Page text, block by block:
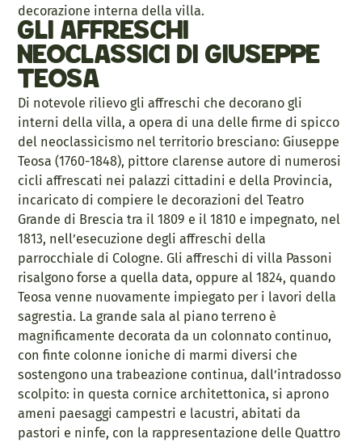
decorazione interna della villa.
Gli affreschi
neoclassici di Giuseppe
Teosa
Di notevole rilievo gli affreschi che decorano gli
interni della villa, a opera di una delle firme di spicco
del neoclassicismo nel territorio bresciano: Giuseppe
Teosa (1760-1848), pittore clarense autore di numerosi
cicli affrescati nei palazzi cittadini e della Provincia,
incaricato di compiere le decorazioni del Teatro
Grande di Brescia tra il 1809 e il 1810 e impegnato, nel
1813, nell’esecuzione degli affreschi della
parrocchiale di Cologne. Gli affreschi di villa Passoni
risalgono forse a quella data, oppure al 1824, quando
Teosa venne nuovamente impiegato per i lavori della
sagrestia. La grande sala al piano terreno è
magnificamente decorata da un colonnato continuo,
con finte colonne ioniche di marmi diversi che
sostengono una trabeazione continua, dall’intradosso
scolpito: in questa cornice architettonica, si aprono
ameni paesaggi campestri e lacustri, abitati da
pastori e ninfe, con la rappresentazione delle Quattro